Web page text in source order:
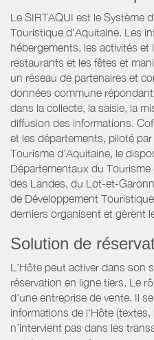
Le SIRTAQUI est le Système
Touristique d’Aquitaine. Les
hébergements, les activités et
restaurants et les fêtes et
un réseau de partenaires et
données commune
dans la collecte, la saisie, la
diffusion des informations.
et les départements, piloté
Tourisme d’Aquitaine, le
Départementaux du
des Landes, du Lot-et-
de Développement
derniers organisent et gèrent
Solution de
L’Hôte peut activer dans son
réservation en ligne tiers. Le
d’une entreprise de vente. Il
informations de l'Hôte
n’intervient pas dans les